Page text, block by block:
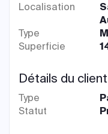
Localisation
Type
Superficie
Détails du client
Type
Statut